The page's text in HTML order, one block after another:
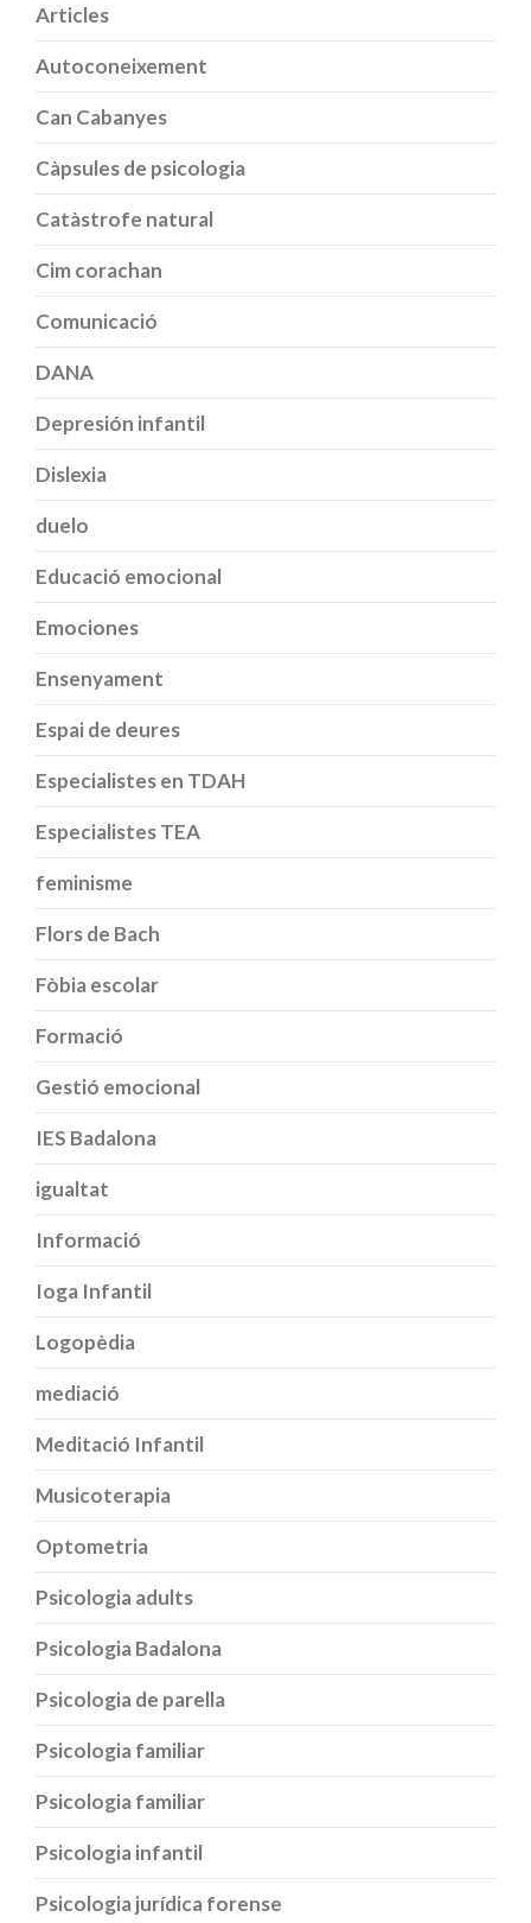
Articles
Autoconeixement
Can Cabanyes
Càpsules de psicologia
Catàstrofe natural
Cim corachan
Comunicació
DANA
Depresión infantil
Dislexia
duelo
Educació emocional
Emociones
Ensenyament
Espai de deures
Especialistes en TDAH
Especialistes TEA
feminisme
Flors de Bach
Fòbia escolar
Formació
Gestió emocional
IES Badalona
igualtat
Informació
Ioga Infantil
Logopèdia
mediació
Meditació Infantil
Musicoterapia
Optometria
Psicologia adults
Psicologia Badalona
Psicologia de parella
Psicologia familiar
Psicologia familiar
Psicologia infantil
Psicologia jurídica forense